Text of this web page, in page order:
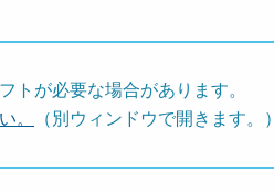
トが必要な場合があります。
。
（別ウィンドウで開きます。）